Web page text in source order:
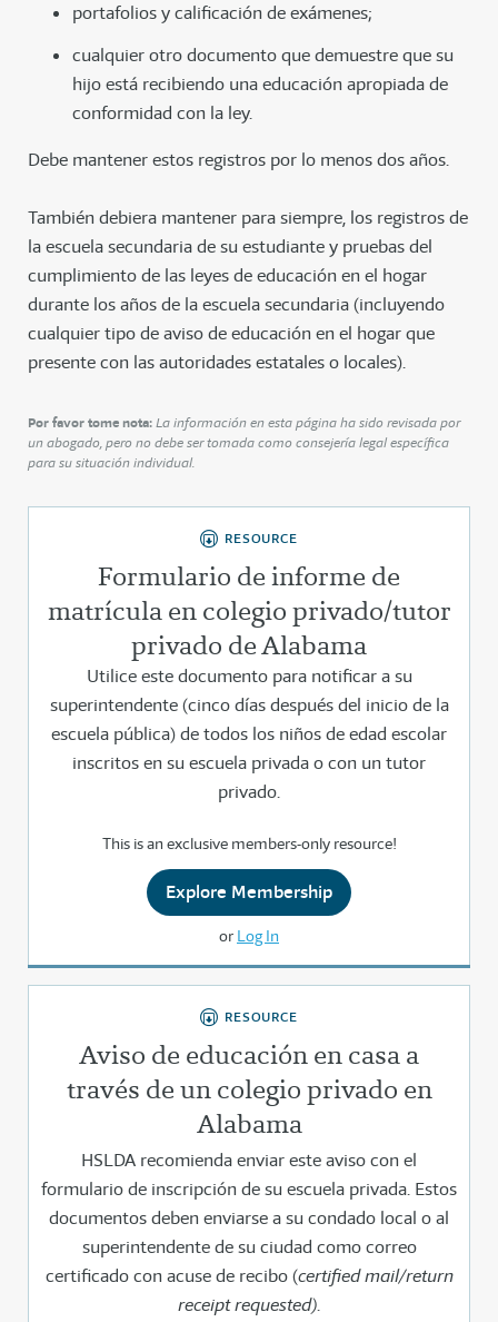
portafolios y calificación de exámenes;
cualquier otro documento que demuestre que su
hijo está recibiendo una educación apropiada de
conformidad con la ley.
Debe mantener estos registros por lo menos dos años.
También debiera mantener para siempre, los registros de
la escuela secundaria de su estudiante y pruebas del
cumplimiento de las leyes de educación en el hogar
durante los años de la escuela secundaria (incluyendo
cualquier tipo de aviso de educación en el hogar que
presente con las autoridades estatales o locales).
Por favor tome nota: La información en esta página ha sido revisada por
un abogado, pero no debe ser tomada como consejería legal específica
para su situación individual.
RESOURCE
Formulario de informe de
matrícula en colegio privado/tutor
privado de Alabama
Utilice este documento para notificar a su
superintendente (cinco días después del inicio de la
escuela pública) de todos los niños de edad escolar
inscritos en su escuela privada o con un tutor
privado.
This is an exclusive members-only resource!
Explore Membership
or Log In
RESOURCE
Aviso de educación en casa a
través de un colegio privado en
Alabama
HSLDA recomienda enviar este aviso con el
formulario de inscripción de su escuela privada. Estos
documentos deben enviarse a su condado local o al
superintendente de su ciudad como correo
certificado con acuse de recibo (certified mail/return
receipt requested).